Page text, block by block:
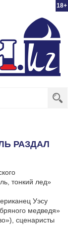
18+
РАЗДАЛ
тонкий лед»
Уэсу
медведя»
сценаристы